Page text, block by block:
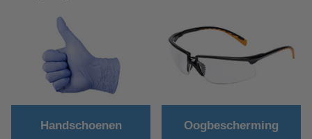
Handschoenen Oogbescherming